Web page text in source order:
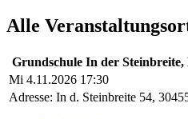
Alle
Grundschule In der Steinbreite,
Mi 4.11.2026 17:30
Adresse: In d. Steinbreite 54,